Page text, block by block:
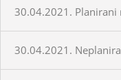
30.04.2021.
30.04.2021.